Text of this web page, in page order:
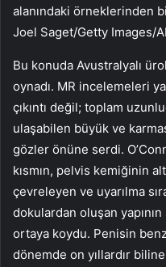
alanındaki örneklerinden
Joel Saget/Getty Images/
Bu konuda Avustralyalı
oynadı. MR incelemeleri
çıkıntı değil; toplam
ulaşabilen büyük ve
gözler önüne serdi.
kısmın, pelvis kemiğinin
çevreleyen ve uyarılma
dokulardan oluşan
ortaya koydu. Penisin
dönemde on yıllardır